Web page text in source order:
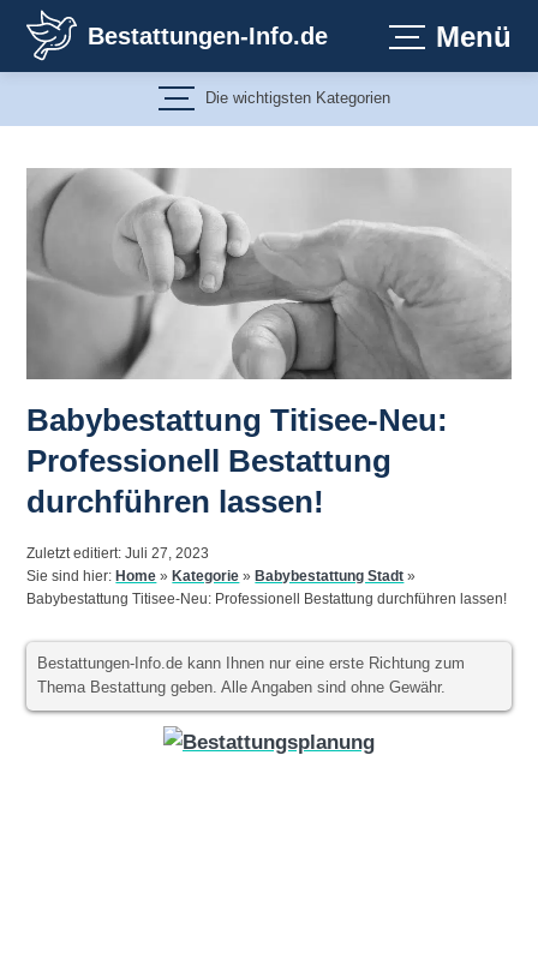
Inhalt
springen
Bestattungen-Info.de Menü
Die wichtigsten Kategorien
Babybestattung Titisee-Neu:
Professionell Bestattung
durchführen lassen!
Zuletzt editiert: Juli 27, 2023
Sie sind hier:Home »Kategorie »Babybestattung Stadt »
Babybestattung Titisee-Neu: Professionell Bestattung durchführen lassen!
Bestattungen-Info.de kann Ihnen nur eine erste Richtung zum
Thema Bestattung geben. Alle Angaben sind ohne Gewähr.